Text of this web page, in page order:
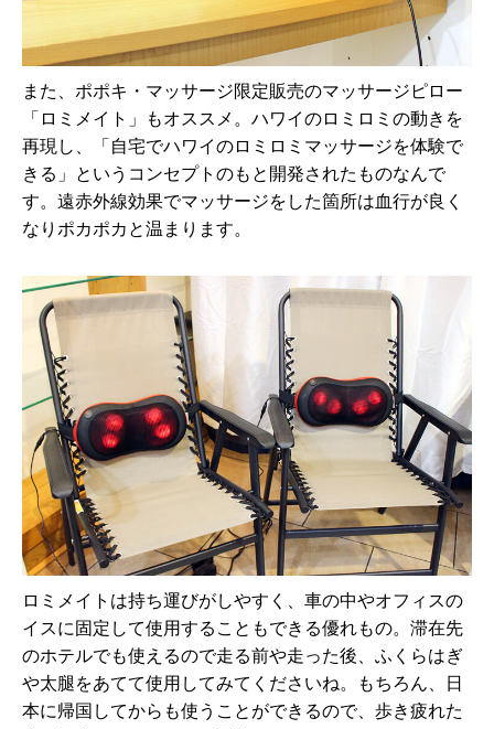
また、ポポキ・マッサージ限定販売のマッサージピロー
「ロミメイト」もオススメ。ハワイのロミロミの動きを
再現し、「自宅でハワイのロミロミマッサージを体験で
きる」というコンセプトのもと開発されたものなんで
す。遠赤外線効果でマッサージをした箇所は血行が良く
なりポカポカと温まります。
ロミメイトは持ち運びがしやすく、車の中やオフィスの
イスに固定して使用することもできる優れもの。滞在先
のホテルでも使えるので走る前や走った後、ふくらはぎ
や太腿をあてて使用してみてくださいね。もちろん、日
本に帰国してからも使うことができるので、歩き疲れた